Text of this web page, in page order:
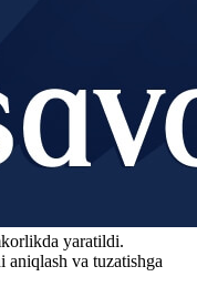
yaratildi.
va tuzatishga